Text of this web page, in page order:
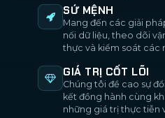
SỨ MỆNH
Mang đến các giải
nối dữ liệu, theo dõi
thực và kiểm soát các
GIÁ TRỊ CỐT LÕI
Chúng tôi đề cao sự
kết đồng hành cùng
những giá trị thực tiễn